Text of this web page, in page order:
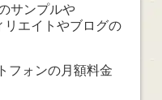
サンプルや
エイトやブログの
フォンの月額料金